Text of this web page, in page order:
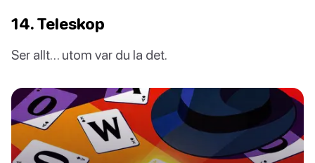
14. Teleskop
Ser allt… utom var du la det.